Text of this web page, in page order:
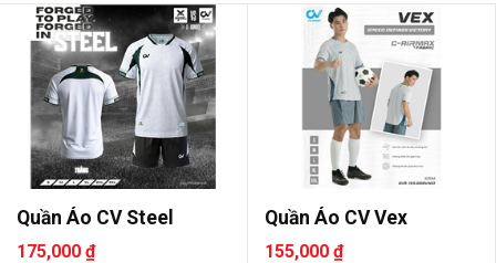
Quần Áo CV Steel
175,000 ₫
Quần Áo CV Vex
155,000 ₫